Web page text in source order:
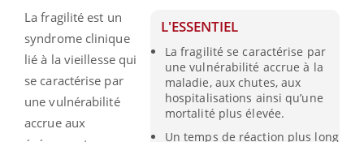
L'ESSENTIEL
La fragilité se caractérise par
une vulnérabilité accrue à la
maladie, aux chutes, aux
hospitalisations ainsi qu’une
mortalité plus élevée.
Un temps de réaction plus long
La fragilité est un
syndrome clinique
lié à la vieillesse qui
se caractérise par
une vulnérabilité
accrue aux